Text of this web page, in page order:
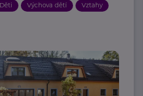
Děti Výchova dětí Vztahy